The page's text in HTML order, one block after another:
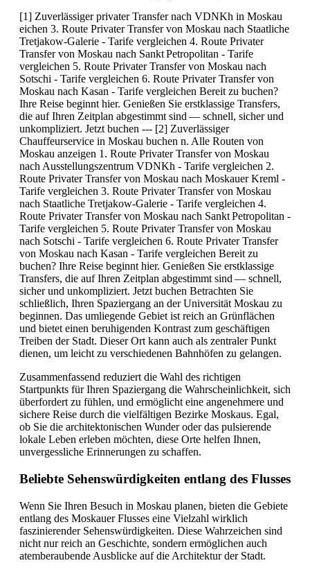
[1] Zuverlässiger privater Transfer nach VDNKh in Moskau
eichen 3. Route Privater Transfer von Moskau nach Staatliche
Tretjakow-Galerie - Tarife vergleichen 4. Route Privater
Transfer von Moskau nach Sankt Petropolitan - Tarife
vergleichen 5. Route Privater Transfer von Moskau nach
Sotschi - Tarife vergleichen 6. Route Privater Transfer von
Moskau nach Kasan - Tarife vergleichen Bereit zu buchen?
Ihre Reise beginnt hier. Genießen Sie erstklassige Transfers,
die auf Ihren Zeitplan abgestimmt sind — schnell, sicher und
unkompliziert. Jetzt buchen --- [2] Zuverlässiger
Chauffeurservice in Moskau buchen n. Alle Routen von
Moskau anzeigen 1. Route Privater Transfer von Moskau
nach Ausstellungszentrum VDNKh - Tarife vergleichen 2.
Route Privater Transfer von Moskau nach Moskauer Kreml -
Tarife vergleichen 3. Route Privater Transfer von Moskau
nach Staatliche Tretjakow-Galerie - Tarife vergleichen 4.
Route Privater Transfer von Moskau nach Sankt Petropolitan -
Tarife vergleichen 5. Route Privater Transfer von Moskau
nach Sotschi - Tarife vergleichen 6. Route Privater Transfer
von Moskau nach Kasan - Tarife vergleichen Bereit zu
buchen? Ihre Reise beginnt hier. Genießen Sie erstklassige
Transfers, die auf Ihren Zeitplan abgestimmt sind — schnell,
sicher und unkompliziert. Jetzt buchen Betrachten Sie
schließlich, Ihren Spaziergang an der Universität Moskau zu
beginnen. Das umliegende Gebiet ist reich an Grünflächen
und bietet einen beruhigenden Kontrast zum geschäftigen
Treiben der Stadt. Dieser Ort kann auch als zentraler Punkt
dienen, um leicht zu verschiedenen Bahnhöfen zu gelangen.
Zusammenfassend reduziert die Wahl des richtigen
Startpunkts für Ihren Spaziergang die Wahrscheinlichkeit, sich
überfordert zu fühlen, und ermöglicht eine angenehmere und
sichere Reise durch die vielfältigen Bezirke Moskaus. Egal,
ob Sie die architektonischen Wunder oder das pulsierende
lokale Leben erleben möchten, diese Orte helfen Ihnen,
unvergessliche Erinnerungen zu schaffen.
Beliebte Sehenswürdigkeiten entlang des Flusses
Wenn Sie Ihren Besuch in Moskau planen, bieten die Gebiete
entlang des Moskauer Flusses eine Vielzahl wirklich
faszinierender Sehenswürdigkeiten. Diese Wahrzeichen sind
nicht nur reich an Geschichte, sondern ermöglichen auch
atemberaubende Ausblicke auf die Architektur der Stadt.